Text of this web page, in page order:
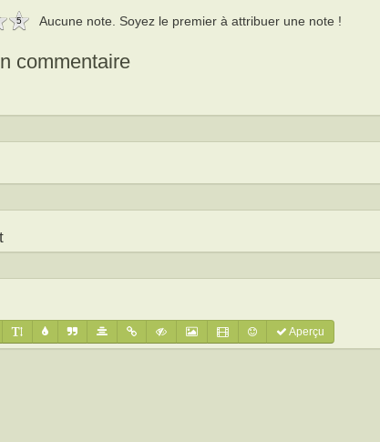
5 Aucune note. Soyez le premier à attribuer une note !
commentaire
Aperçu